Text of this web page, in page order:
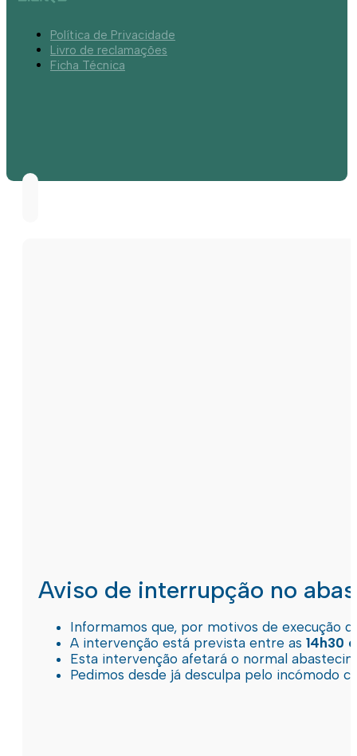
Política de Privacidade
Livro de reclamações
Ficha Técnica
Aviso de interrupção no
Informamos que, por motivos de execução
A intervenção está prevista entre as 14h30
Esta intervenção afetará o normal
Pedimos desde já desculpa pelo incómodo